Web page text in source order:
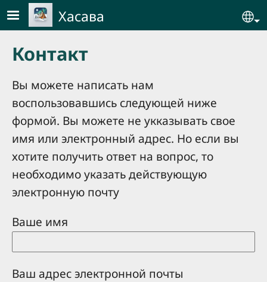
Skip to main content
Хасава
Контакт
Вы можете написать нам
воспользовавшись следующей ниже
формой. Вы можете не укказывать свое
имя или электронный адрес. Но если вы
хотите получить ответ на вопрос, то
необходимо указать действующую
электронную почту
Ваше имя
Ваш адрес электронной почты